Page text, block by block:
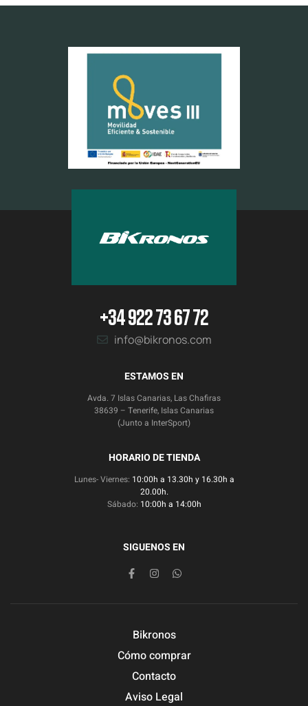
+34 922 73 67 72
info@bikronos.com
ESTAMOS EN
Avda. 7 Islas Canarias, Las Chafiras
38639 – Tenerife, Islas Canarias
(Junto a InterSport)
HORARIO DE TIENDA
Lunes- Viernes: 10:00h a 13.30h y 16.30h a
20.00h.
Sábado: 10:00h a 14:00h
SIGUENOS EN
Bikronos
Cómo comprar
Contacto
Aviso Legal